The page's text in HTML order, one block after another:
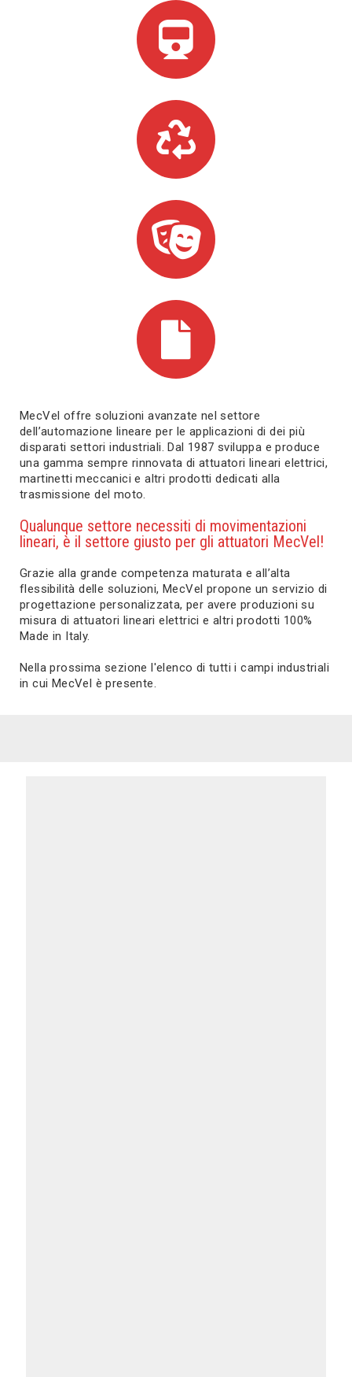
MecVel offre soluzioni avanzate nel settore
dell’automazione lineare per le applicazioni di dei più
disparati settori industriali. Dal 1987 sviluppa e produce
una gamma sempre rinnovata di attuatori lineari elettrici,
martinetti meccanici e altri prodotti dedicati alla
trasmissione del moto.
Qualunque settore necessiti di movimentazioni
lineari, è il settore giusto per gli attuatori MecVel!
Grazie alla grande competenza maturata e all’alta
flessibilità delle soluzioni, MecVel propone un servizio di
progettazione personalizzata, per avere produzioni su
misura di attuatori lineari elettrici e altri prodotti 100%
Made in Italy.
Nella prossima sezione l'elenco di tutti i campi industriali
in cui MecVel è presente.